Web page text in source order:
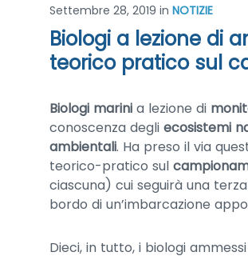
Settembre 28, 2019 in NOTIZIE
Biologi a lezione di
teorico pratico sul
Biologi marini a lezione di
conoscenza degli ecosistemi
ambientali. Ha preso il via
teorico-pratico sul
ciascuna) cui seguirà una
bordo di un’imbarcazione
Dieci, in tutto, i biologi